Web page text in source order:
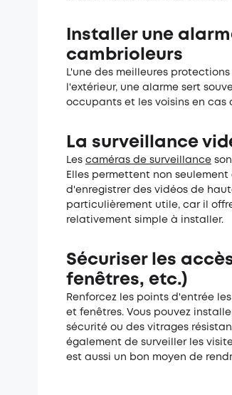
Installer une
cambrioleurs
L'une des meilleures
l'extérieur, une alarme sert
occupants et les voisins en
La surveillance
Les caméras de surveillance
Elles permettent non
d'enregistrer des vidéos de
particulièrement utile, car il
relativement simple à installer.
Sécuriser les
fenêtres, etc.)
Renforcez les points d'entrée
et fenêtres. Vous pouvez
sécurité ou des vitrages
également de surveiller les
est aussi un bon moyen de